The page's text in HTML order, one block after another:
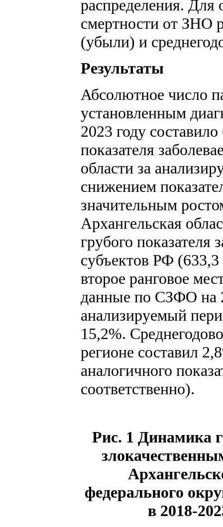
распределения. Для
смертности от ЗНО
(убыли) и
Результаты
Абсолютное число
установленным
2023 году
показателя
области за
снижением
значительным
Архангельская
грубого показателя
субъектов РФ (633,3
второе ранговое
данные по СЗФО на
анализируемый
15,2%.
регионе составил
аналогичного
соответственно).
Рис. 1 Динамика
федерального
в 2018-